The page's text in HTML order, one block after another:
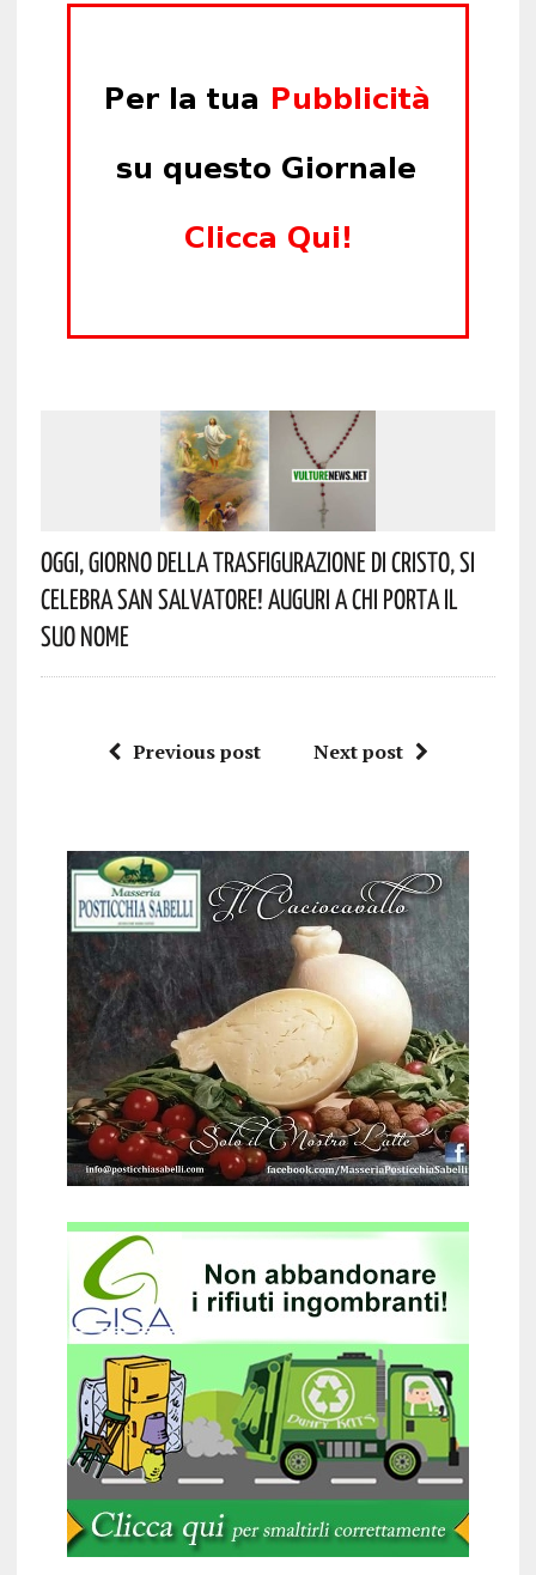
Oggi, Giorno Della Trasfigurazione Di Cristo, Si
Celebra San Salvatore! Auguri A Chi Porta Il
Suo Nome
Previous post Next post